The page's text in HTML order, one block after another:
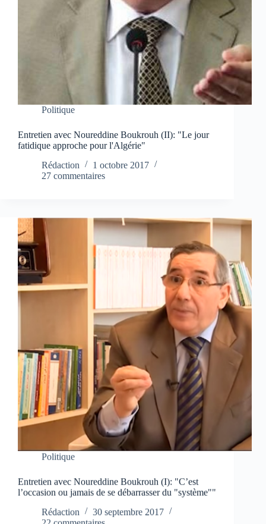
Politique
Entretien avec Noureddine Boukrouh (II): "Le jour
fatidique approche pour l'Algérie"
Rédaction
1 octobre 2017
27 commentaires
Politique
Entretien avec Noureddine Boukrouh (I): "C’est
l’occasion ou jamais de se débarrasser du "système""
Rédaction
30 septembre 2017